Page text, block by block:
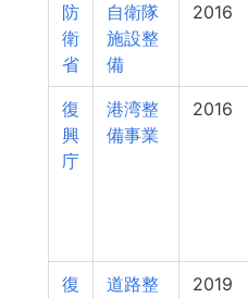
防
衛
省
自衛隊
施設整
備
2016
復
興
庁
港湾整
備事業
2016
復
道路整
2019